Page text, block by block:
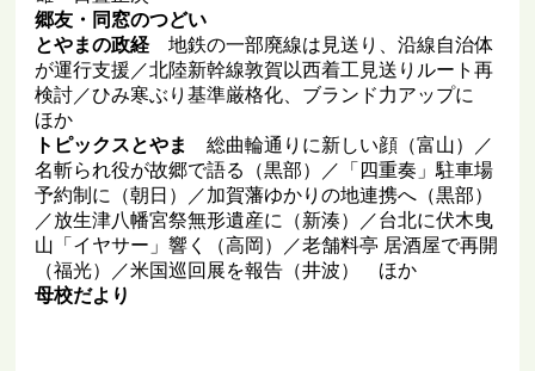
郷友・同窓のつどい
とやまの政経地鉄の一部廃線は見送り、沿線自治体
が運行支援／北陸新幹線敦賀以西着工見送りルート再
検討／ひみ寒ぶり基準厳格化、ブランド力アップに
ほか
トピックスとやま総曲輪通りに新しい顔（富山）／
名斬られ役が故郷で語る（黒部）／「四重奏」駐車場
予約制に（朝日）／加賀藩ゆかりの地連携へ（黒部）
／放生津八幡宮祭無形遺産に（新湊）／台北に伏木曳
山「イヤサー」響く（高岡）／老舗料亭 居酒屋で再開
（福光）／米国巡回展を報告（井波） ほか
母校だより